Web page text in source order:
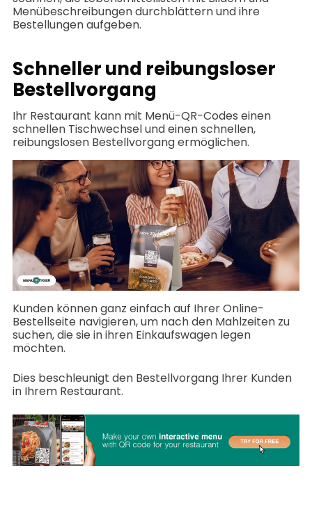
Menübeschreibungen durchblättern und ihre
Bestellungen aufgeben.
Schneller und reibungsloser
Bestellvorgang
Ihr Restaurant kann mit Menü-QR-Codes einen
schnellen Tischwechsel und einen schnellen,
reibungslosen Bestellvorgang ermöglichen.
Kunden können ganz einfach auf Ihrer Online-
Bestellseite navigieren, um nach den Mahlzeiten zu
suchen, die sie in ihren Einkaufswagen legen
möchten.
Dies beschleunigt den Bestellvorgang Ihrer Kunden
in Ihrem Restaurant.